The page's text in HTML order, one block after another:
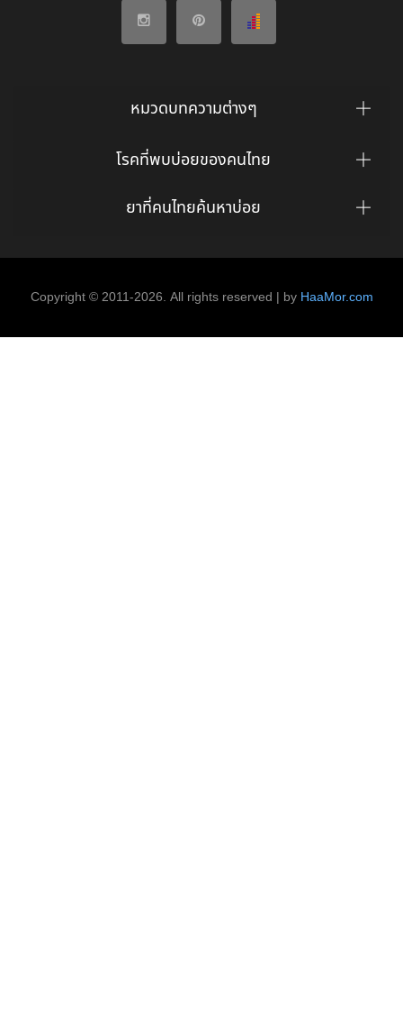
หมวดบทความต่างๆ
โรคที่พบบ่อยของคนไทย
ยาที่คนไทยค้นหาบ่อย
Copyright © 2011-2026. All rights reserved | by HaaMor.com